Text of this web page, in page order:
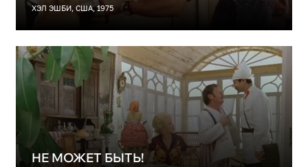
ХЭЛ ЭШБИ, США, 1975
НЕ МОЖЕТ БЫТЬ!